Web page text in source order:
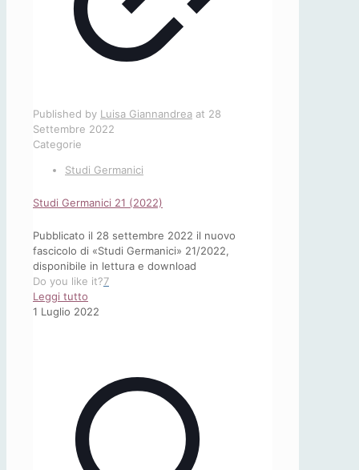
Published by Luisa Giannandrea at 28
Settembre 2022
Categorie
Studi Germanici
Studi Germanici 21 (2022)
Pubblicato il 28 settembre 2022 il nuovo
fascicolo di «Studi Germanici» 21/2022,
disponibile in lettura e download
Do you like it?7
Leggi tutto
Studi
1 Luglio 2022